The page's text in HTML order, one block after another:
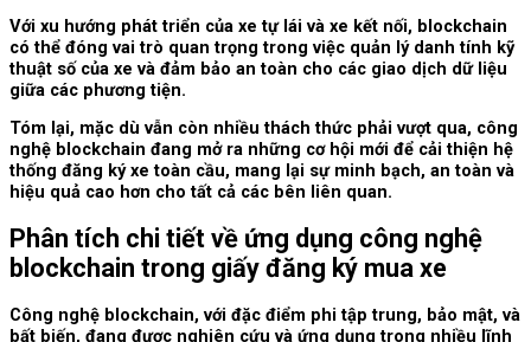
Với xu hướng phát triển của xe tự lái và xe kết nối, blockchain
có thể đóng vai trò quan trọng trong việc quản lý danh tính kỹ
thuật số của xe và đảm bảo an toàn cho các giao dịch dữ liệu
giữa các phương tiện.
Tóm lại, mặc dù vẫn còn nhiều thách thức phải vượt qua, công
nghệ blockchain đang mở ra những cơ hội mới để cải thiện hệ
thống đăng ký xe toàn cầu, mang lại sự minh bạch, an toàn và
hiệu quả cao hơn cho tất cả các bên liên quan.
Phân tích chi tiết về ứng dụng công nghệ
blockchain trong giấy đăng ký mua xe
Công nghệ blockchain, với đặc điểm phi tập trung, bảo mật, và
bất biến, đang được nghiên cứu và ứng dụng trong nhiều lĩnh